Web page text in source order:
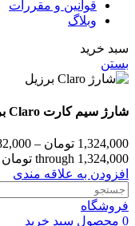
قوانین و مقررات
وبلاگ
سبد خرید
بستن
شارژ سیم کارت Claro برزیل
1,324,000 تومان –
through 1,324,000 تومان
افزودن به علاقه مندی
فروشگاه
0 محصول سبد خرید